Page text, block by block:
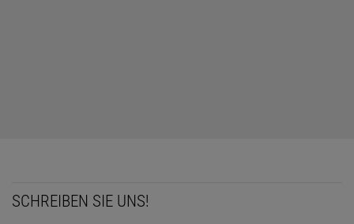
SCHREIBEN SIE UNS!